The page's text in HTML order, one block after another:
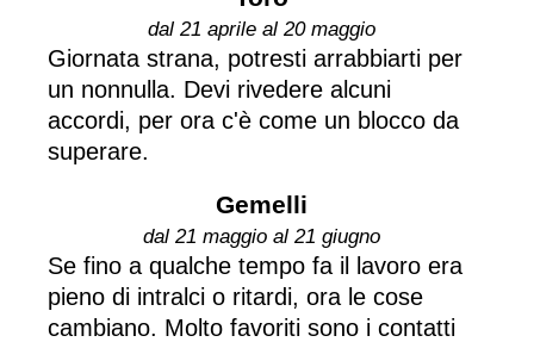
dal 21 aprile al 20 maggio
Giornata strana, potresti arrabbiarti per
un nonnulla. Devi rivedere alcuni
accordi, per ora c'è come un blocco da
superare.
Gemelli
dal 21 maggio al 21 giugno
Se fino a qualche tempo fa il lavoro era
pieno di intralci o ritardi, ora le cose
cambiano. Molto favoriti sono i contatti